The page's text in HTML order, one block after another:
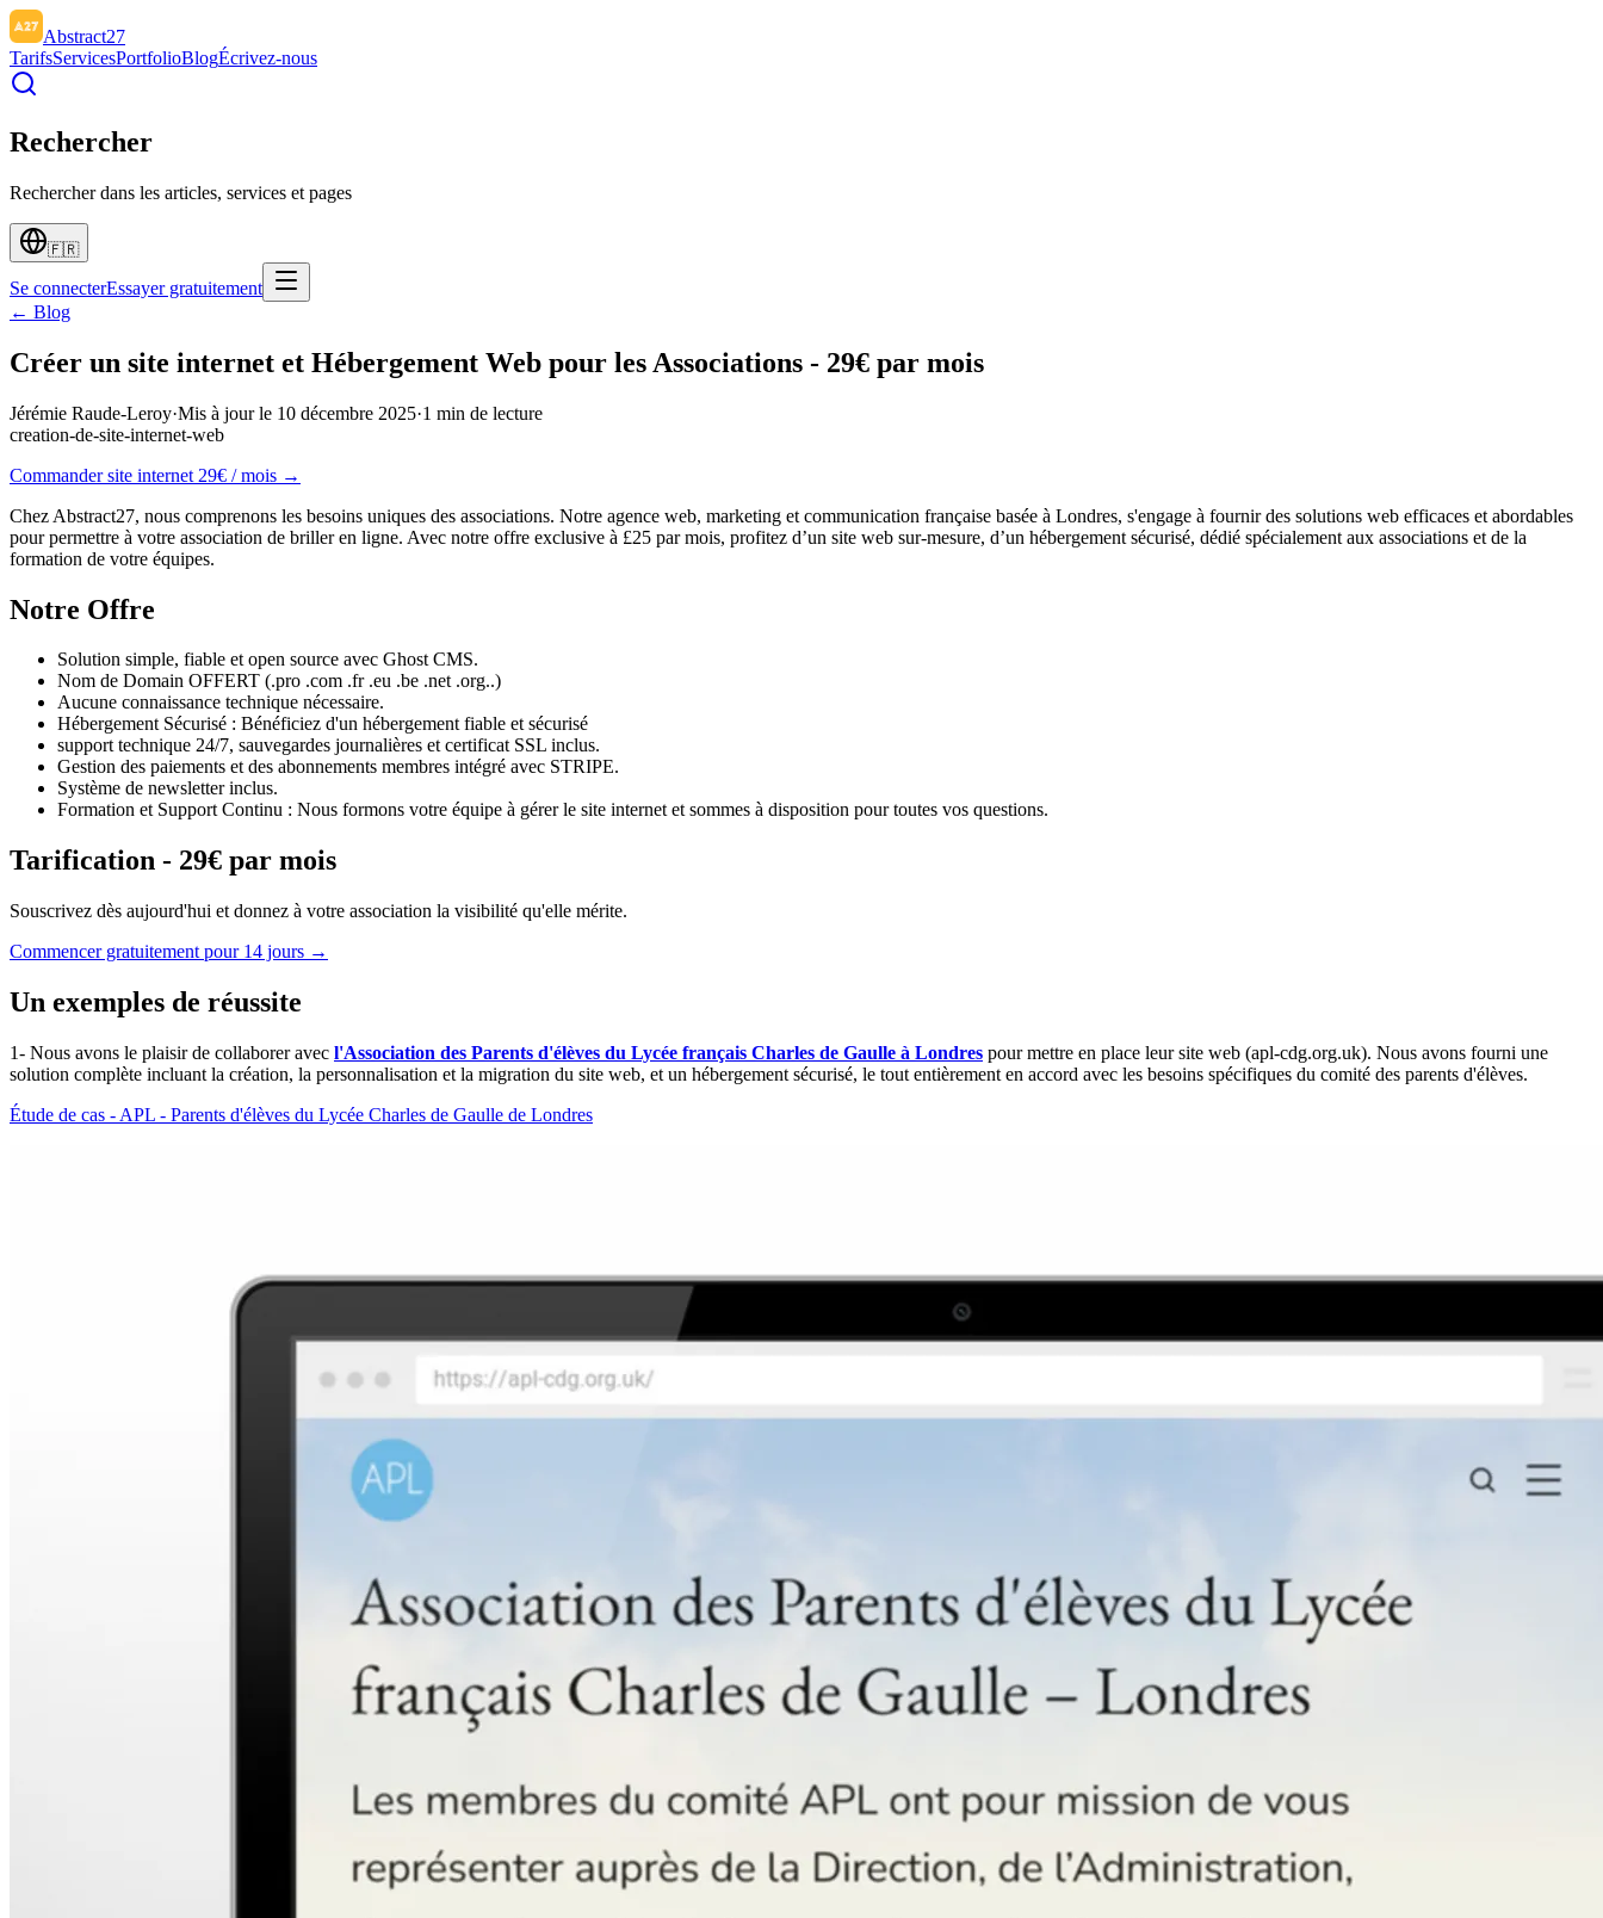
Abstract27
TarifsServicesPortfolioBlogÉcrivez-nous
Rechercher
Rechercher dans les articles, services et pages
🇫🇷
Se connecterEssayer gratuitement
← Blog
Créer un site internet et Hébergement Web pour les Associations - 29€ par mois
Jérémie Raude-Leroy·Mis à jour le 10 décembre 2025·1 min de lecture
creation-de-site-internet-web
Commander site internet 29€ / mois →
Chez Abstract27, nous comprenons les besoins uniques des associations. Notre agence web, marketing et communication française basée à Londres, s'engage à fournir des solutions web efficaces et abordables
pour permettre à votre association de briller en ligne. Avec notre offre exclusive à £25 par mois, profitez d’un site web sur-mesure, d’un hébergement sécurisé, dédié spécialement aux associations et de la
formation de votre équipes.
Notre Offre
Solution simple, fiable et open source avec Ghost CMS.
Nom de Domain OFFERT (.pro .com .fr .eu .be .net .org..)
Aucune connaissance technique nécessaire.
Hébergement Sécurisé : Bénéficiez d'un hébergement fiable et sécurisé
support technique 24/7, sauvegardes journalières et certificat SSL inclus.
Gestion des paiements et des abonnements membres intégré avec STRIPE.
Système de newsletter inclus.
Formation et Support Continu : Nous formons votre équipe à gérer le site internet et sommes à disposition pour toutes vos questions.
Tarification - 29€ par mois
Souscrivez dès aujourd'hui et donnez à votre association la visibilité qu'elle mérite.
Commencer gratuitement pour 14 jours →
Un exemples de réussite
1- Nous avons le plaisir de collaborer avec l'Association des Parents d'élèves du Lycée français Charles de Gaulle à Londres pour mettre en place leur site web (apl-cdg.org.uk). Nous avons fourni une
solution complète incluant la création, la personnalisation et la migration du site web, et un hébergement sécurisé, le tout entièrement en accord avec les besoins spécifiques du comité des parents d'élèves.
Étude de cas - APL - Parents d'élèves du Lycée Charles de Gaulle de Londres